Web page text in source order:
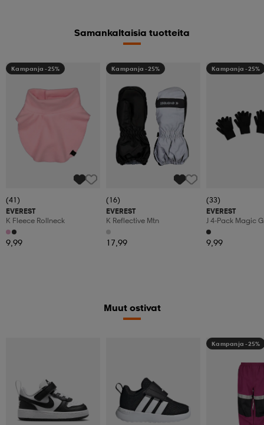
Samankaltaisia tuotteita
Kampanja -25%
(41)
EVEREST
K Fleece Rollneck
9,99
Kampanja -25%
(16)
EVEREST
K Reflective Mtn
17,99
Kampanja -25%
(33)
EVEREST
J 4-Pack Magic
9,99
Muut ostivat
Kampanja -25%